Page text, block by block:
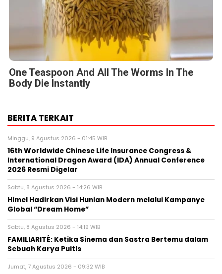
One Teaspoon And All The Worms In The
Body Die Instantly
BERITA TERKAIT
Minggu, 9 Agustus 2026 - 01:45 WIB
16th Worldwide Chinese Life Insurance Congress &
International Dragon Award (IDA) Annual Conference
2026 Resmi Digelar
Sabtu, 8 Agustus 2026 - 14:26 WIB
Himel Hadirkan Visi Hunian Modern melalui Kampanye
Global “Dream Home”
Sabtu, 8 Agustus 2026 - 14:19 WIB
FAMILIARITÉ: Ketika Sinema dan Sastra Bertemu dalam
Sebuah Karya Puitis
Jumat, 7 Agustus 2026 - 09:32 WIB